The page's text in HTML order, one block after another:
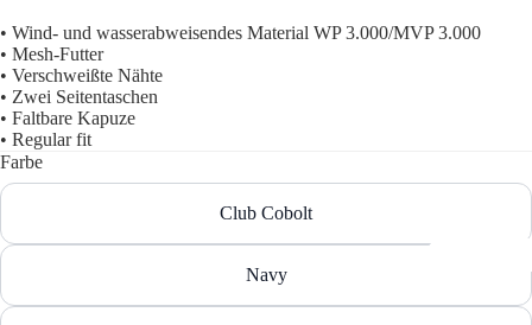
T-
• Wind- und wasserabweisendes Material WP 3.000/MVP 3.000
• Mesh-Futter
• Verschweißte Nähte
• Zwei Seitentaschen
• Faltbare Kapuze
• Regular fit
Farbe
Club Cobolt
Navy